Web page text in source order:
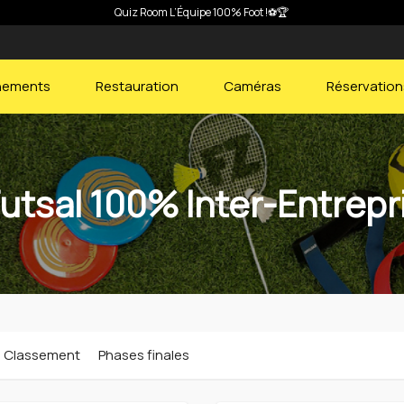
🍹Thés glacés et citronnades « JOMO » débarquent à l’AF Park pour l’été !
Restauration Caméras
100% Inter-
Classement Phases finales